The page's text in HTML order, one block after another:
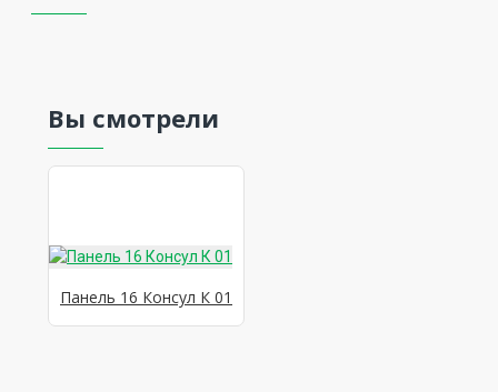
Вы смотрели
Панель 16 Консул К 01